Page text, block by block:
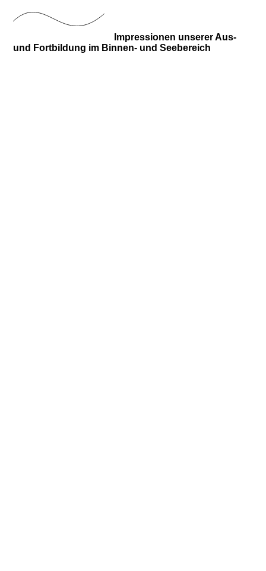
Impressionen unserer Aus-
und Fortbildung im Binnen- und Seebereich